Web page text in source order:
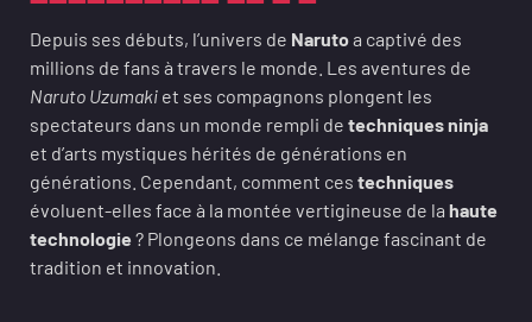
Depuis ses débuts, l’univers de Narutoa captivé des
millions de fans à travers le monde. Les aventures de
Naruto Uzumaki et ses compagnons plongent les
spectateurs dans un monde rempli de techniques ninja
et d’arts mystiques hérités de générations en
générations. Cependant, comment ces techniques
évoluent-elles face à la montée vertigineuse de la haute
technologie ? Plongeons dans ce mélange fascinant de
tradition et innovation.